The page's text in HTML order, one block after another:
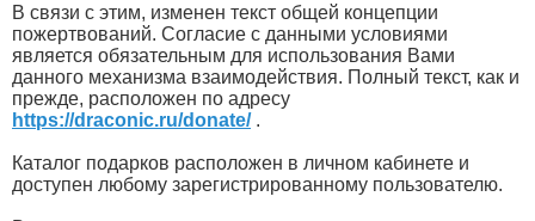
В связи с этим, изменен текст общей концепции
пожертвований. Согласие с данными условиями
является обязательным для использования Вами
данного механизма взаимодействия. Полный текст, как и
прежде, расположен по адресу
https://draconic.ru/donate/.
Каталог подарков расположен в личном кабинете и
доступен любому зарегистрированному пользователю.